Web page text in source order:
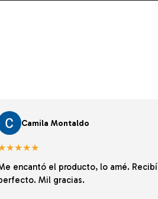
Camila Montaldo
encantó el producto, lo amé. Recibí
Mil gracias.